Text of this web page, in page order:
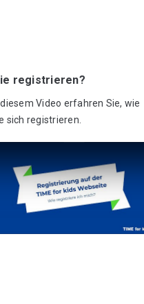
registrieren?
diesem Video erfahren Sie, wie
sich registrieren.